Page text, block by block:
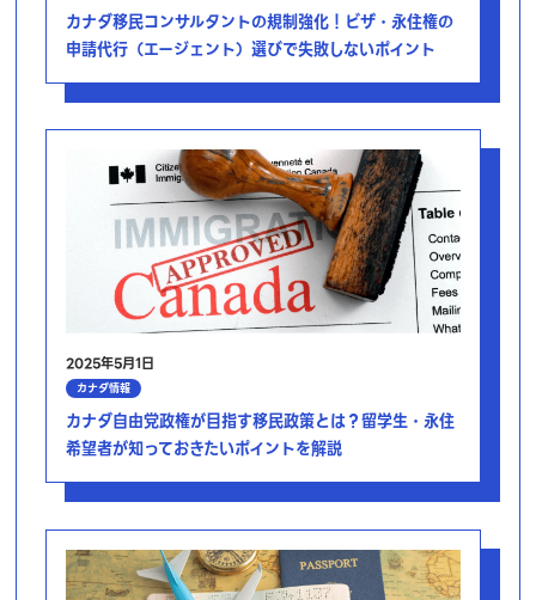
カナダ移民コンサルタントの規制強化！ビザ・永住権の
申請代行（エージェント）選びで失敗しないポイント
2025年5月1日
カナダ情報
カナダ自由党政権が目指す移民政策とは？留学生・永住
希望者が知っておきたいポイントを解説